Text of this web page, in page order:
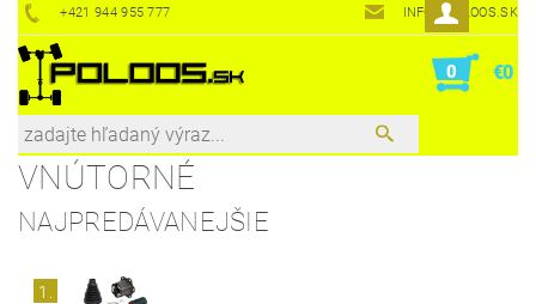
+421 944 955 777 INFO@POLOOS.SK
0 €0
VNÚTORNÉ
NAJPREDÁVANEJŠIE
1.